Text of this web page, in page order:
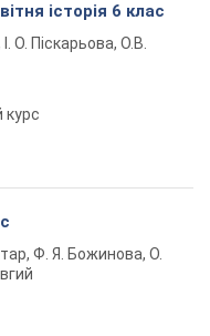
історія 6 клас
І. О. Піскарьова, О.В.
курс
Ф. Я. Божинова, О.